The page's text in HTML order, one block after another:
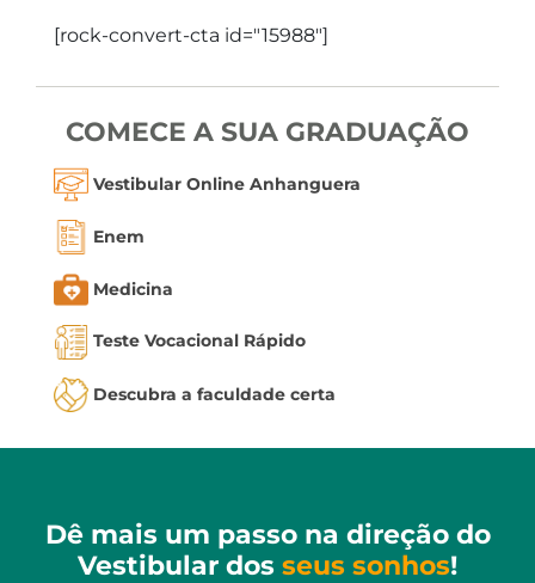
[rock-convert-cta id="15988"]
COMECE A SUA GRADUAÇÃO
Vestibular Online Anhanguera
Enem
Medicina
Teste Vocacional Rápido
Descubra a faculdade certa
Dê mais um passo na direção do
Vestibular dos seus sonhos!